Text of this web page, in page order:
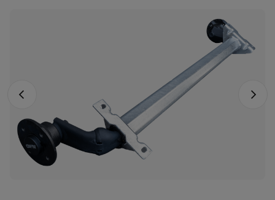
Vorheriges Foto